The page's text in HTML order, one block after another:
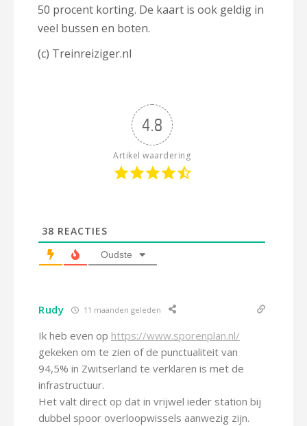
50 procent korting. De kaart is ook geldig in
veel bussen en boten.
(c) Treinreiziger.nl
4.8
Artikel waardering
38 REACTIES
Oudste
Rudy 11 maanden geleden
Ik heb even op https://www.sporenplan.nl/
gekeken om te zien of de punctualiteit van
94,5% in Zwitserland te verklaren is met de
infrastructuur.
Het valt direct op dat in vrijwel ieder station bij
dubbel spoor overloopwissels aanwezig zijn.